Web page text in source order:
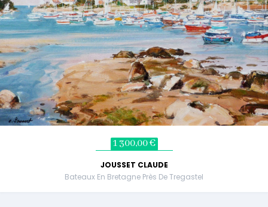
1 300,00 €
JOUSSET CLAUDE
Bateaux En Bretagne Près De Tregastel